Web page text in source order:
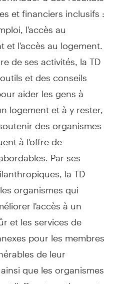
et financiers inclusifs :
l'accès au
et l'accès au logement.
de ses activités, la TD
et des conseils
aider les gens à
logement et à y rester,
des organismes
à l'offre de
Par ses
la TD
organismes qui
l'accès à un
et les services de
pour les membres
de leur
que les organismes